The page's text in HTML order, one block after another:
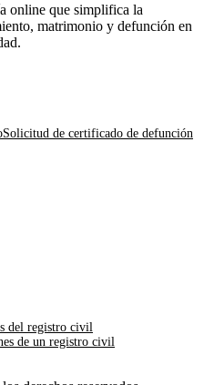
online que simplifica la
matrimonio y defunción en
Solicitud de certificado de defunción
del registro civil
de un registro civil